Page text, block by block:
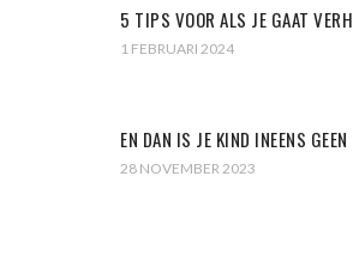
5 TIPS VOOR ALS JE GAAT
1 FEBRUARI 2024
EN DAN IS JE KIND INEENS GEEN
28 NOVEMBER 2023